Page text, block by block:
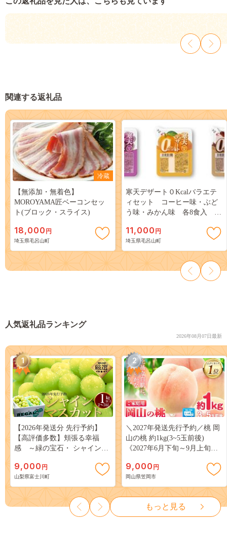
関連する返礼品
冷蔵
【無添加・無着色】
MOROYAMA匠ベーコンセッ
ト(ブロック・スライス)
18,000 円
埼玉県毛呂山町
寒天デザート０Kcalバラエテ
ィセット コーヒー味・ぶど
う味・みかん味 各8食入 計
11,000 円
埼玉県毛呂山町
人気返礼品ランキング
2026年08月07日最新
1
【2026年発送分 先行予約】
【高評価多数】頬張る幸福
感 ～緑の宝石・ シャインマ
３房） フルーツ 山梨県産 果
物 くだもの シャイン マスカ
ット ぶどう ブドウ 葡萄 大粒
種なし 先行予約 富士川町
10000円 一万円 9000円 九千円
9,000 円
山梨県富士川町
2
＼2027年発送先行予約／桃 岡
山の桃 約1kg(3~5玉前後)
《2027年6月下旬～9月上旬頃
岡山 はくとう スイーツ フル
ーツ 果物 デザート 旬 モモ も
も 先行予約 送料無料 果物 岡
山県 笠岡市 清水白桃 白鳳 白
麗 クール便---
kasaoka_zsy_419_100---
9,000 円
岡山県笠岡市
もっと見る